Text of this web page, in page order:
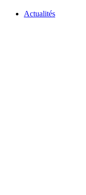
Actualités